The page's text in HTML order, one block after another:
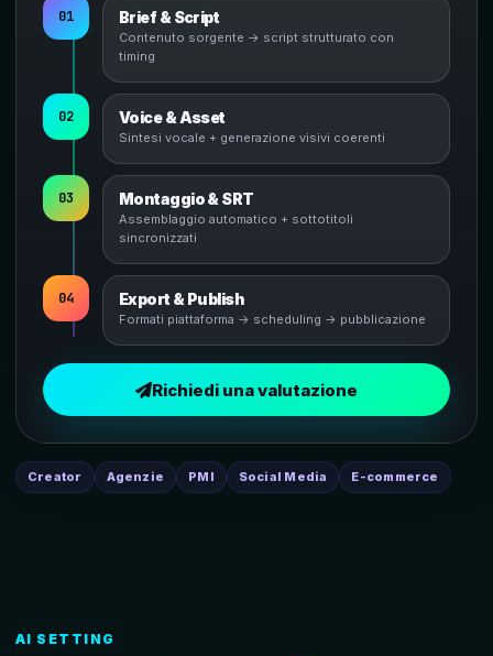
01 Brief & Script
Contenuto sorgente → script strutturato con
timing
02 Voice & Asset
Sintesi vocale + generazione visivi coerenti
03 Montaggio & SRT
Assemblaggio automatico + sottotitoli
sincronizzati
04 Export & Publish
Formati piattaforma → scheduling → pubblicazione
Richiedi una valutazione
Creator Agenzie PMI Social Media E-commerce
AI SETTING